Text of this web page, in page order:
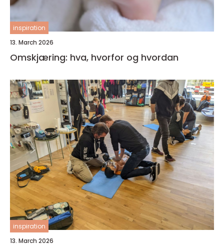
inspiration
13. March 2026
Omskjæring: hva, hvorfor og hvordan
inspiration
13. March 2026